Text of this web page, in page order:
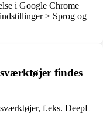
i Google Chrome
> Sprog og
findes
f.eks. DeepL